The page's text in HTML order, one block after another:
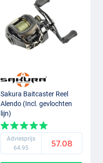
Sakura Baitcaster Reel
Alendo (Incl. gevlochten
lijn)
Adviesprijs
64.95
57.08